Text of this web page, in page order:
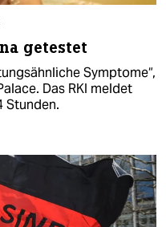
getestet
Symptome“,
Das RKI meldet
Stunden.